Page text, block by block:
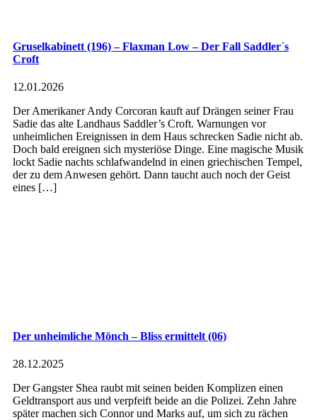
Gruselkabinett (196) – Flaxman Low – Der Fall Saddler´s
Croft
12.01.2026
Der Amerikaner Andy Corcoran kauft auf Drängen seiner Frau
Sadie das alte Landhaus Saddler’s Croft. Warnungen vor
unheimlichen Ereignissen in dem Haus schrecken Sadie nicht ab.
Doch bald ereignen sich mysteriöse Dinge. Eine magische Musik
lockt Sadie nachts schlafwandelnd in einen griechischen Tempel,
der zu dem Anwesen gehört. Dann taucht auch noch der Geist
eines […]
Der unheimliche Mönch – Bliss ermittelt (06)
28.12.2025
Der Gangster Shea raubt mit seinen beiden Komplizen einen
Geldtransport aus und verpfeift beide an die Polizei. Zehn Jahre
später machen sich Connor und Marks auf, um sich zu rächen